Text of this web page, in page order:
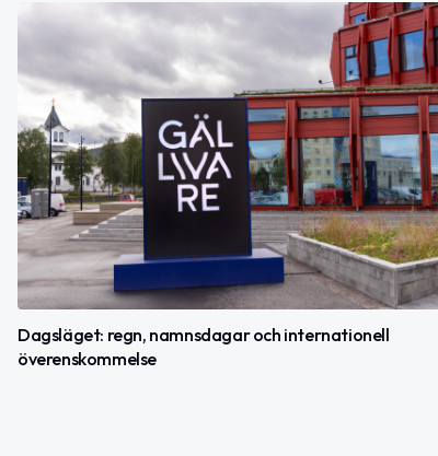
Dagsläget: regn, namnsdagar och internationell
överenskommelse